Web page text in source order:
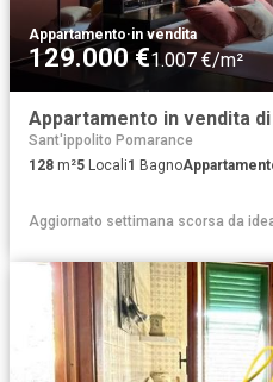
Appartamento·in vendita
129.000 €1.007 €/m²
Appartamento in vendita di
Sant'ippolito Pomarance
128 m²5 Locali1 Bagno
Aggiornato settimana scorsa da